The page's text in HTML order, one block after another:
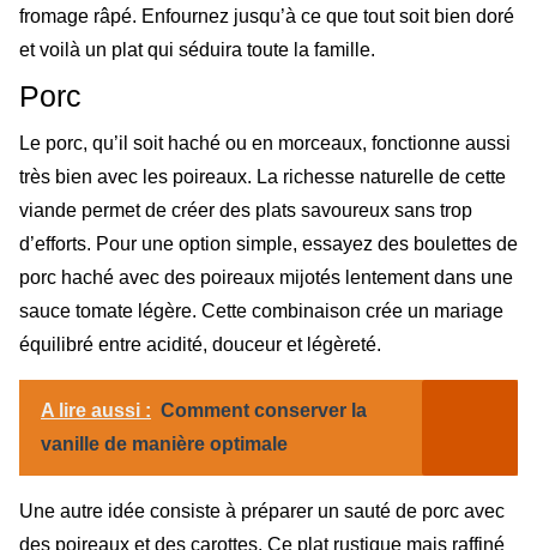
fromage râpé. Enfournez jusqu’à ce que tout soit bien doré
et voilà un plat qui séduira toute la famille.
Porc
Le porc, qu’il soit haché ou en morceaux, fonctionne aussi
très bien avec les poireaux. La richesse naturelle de cette
viande permet de créer des plats savoureux sans trop
d’efforts. Pour une option simple, essayez des boulettes de
porc haché avec des poireaux mijotés lentement dans une
sauce tomate légère. Cette combinaison crée un mariage
équilibré entre acidité, douceur et légèreté.
A lire aussi : Comment conserver la
vanille de manière optimale
Une autre idée consiste à préparer un sauté de porc avec
des poireaux et des carottes. Ce plat rustique mais raffiné